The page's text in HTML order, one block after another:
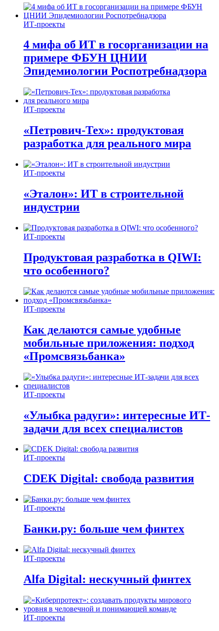
ИТ-проекты
4 мифа об ИТ в госорганизации на
примере ФБУН ЦНИИ
Эпидемиологии Роспотребнадзора
ИТ-проекты
«Петрович-Тех»: продуктовая
разработка для реального мира
ИТ-проекты
«Эталон»: ИТ в строительной
индустрии
ИТ-проекты
Продуктовая разработка в QIWI:
что особенного?
ИТ-проекты
Как делаются самые удобные
мобильные приложения: подход
«Промсвязьбанка»
ИТ-проекты
«Улыбка радуги»: интересные ИТ-
задачи для всех специалистов
ИТ-проекты
CDEK Digital: свобода развития
ИТ-проекты
Банки.ру: больше чем финтех
ИТ-проекты
Alfa Digital: нескучный финтех
ИТ-проекты